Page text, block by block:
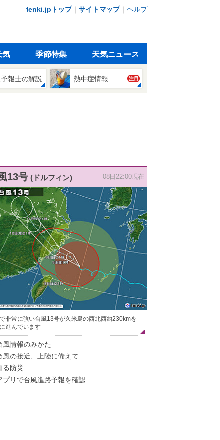
tenki.jpトップ｜ サイトマップ｜ ヘルプ
気 季節特集 天気ニュース
報士の解説 熱中症情報 注目
13号 (ドルフィン) 08日22:00現在
非常に強い台風13号が久米島の西北西約230kmを
進んでいます
風情報のみかた
風の接近、上陸に備えて
る防災
プリで台風進路予報を確認